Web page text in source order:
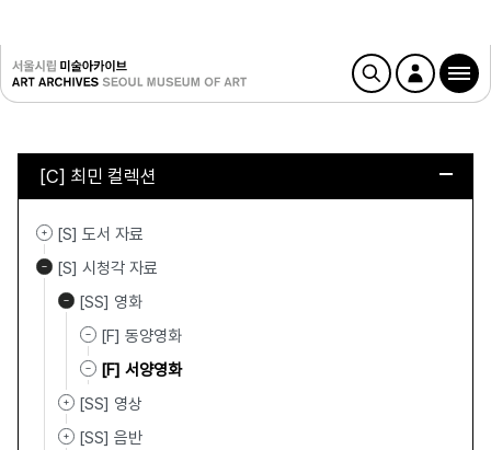
[C] 최민 컬렉션
[S] 도서 자료
[S] 시청각 자료
[SS] 영화
[F] 동양영화
[F] 서양영화
[SS] 영상
[SS] 음반